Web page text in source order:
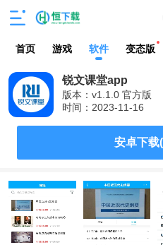
首页 游戏 软件 变态版
锐文课堂app
版本：v1.1.0 官方版
时间：2023-11-16
安卓下载